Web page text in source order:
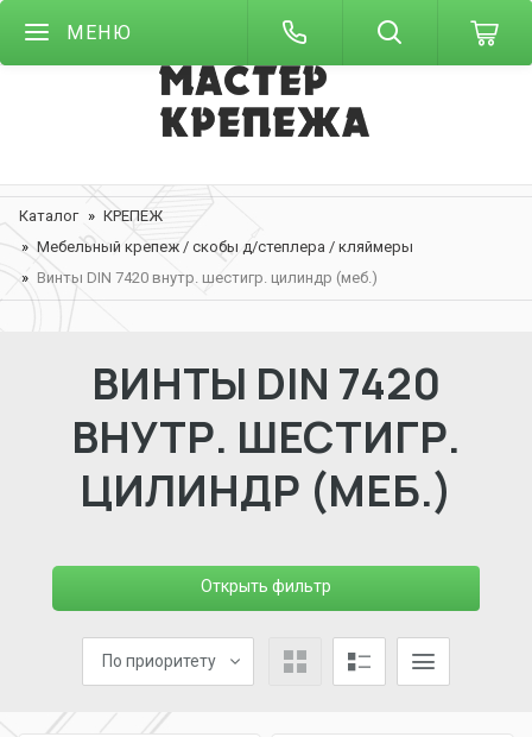
МЕНЮ
Каталог
КРЕПЕЖ
Мебельный крепеж / скобы д/степлера / кляймеры
Винты DIN 7420 внутр. шестигр. цилиндр (меб.)
ВИНТЫ DIN 7420
ВНУТР. ШЕСТИГР.
ЦИЛИНДР (МЕБ.)
Открыть фильтр
По приоритету